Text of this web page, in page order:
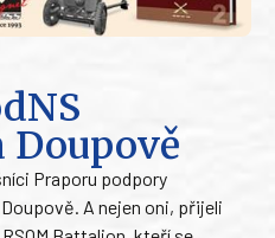
Praporu podpory
A nejen oni, přijeli